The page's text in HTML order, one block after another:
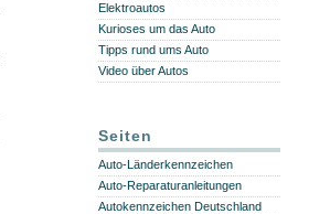
Elektroautos
Kurioses um das Auto
Tipps rund ums Auto
Video über Autos
Seiten
Auto-Länderkennzeichen
Auto-Reparaturanleitungen
Autokennzeichen Deutschland